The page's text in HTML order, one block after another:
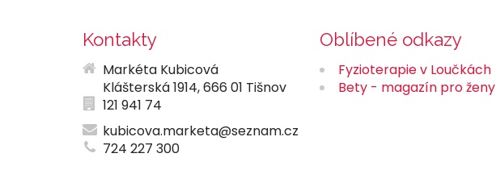
Kontakty
Markéta Kubicová
Klášterská 1914, 666 01 Tišnov
121 941 74
kubicova.marketa@seznam.cz
724 227 300
Oblíbené odkazy
Fyzioterapie v Loučkách
Bety - magazín pro ženy